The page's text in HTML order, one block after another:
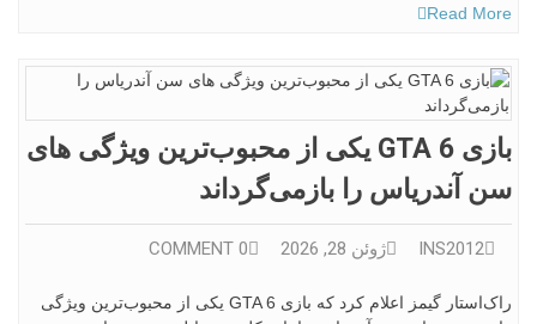
Read More
بازی GTA 6 یکی از محبوب‌ترین ویژگی های
سن آندریاس را بازمی‌گرداند
INS2012 ژوئن 28, 2026 0 COMMENT
راک‌استار گیمز اعلام کرد که بازی GTA 6 یکی از محبوب‌ترین ویژگی